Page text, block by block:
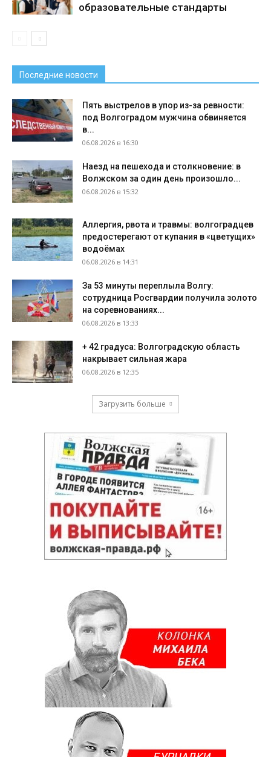
образовательные стандарты
Последние новости
Пять выстрелов в упор из-за ревности:
под Волгоградом мужчина обвиняется
в...
06.08.2026 в 16:30
Наезд на пешехода и столкновение: в
Волжском за один день произошло...
06.08.2026 в 15:32
Аллергия, рвота и травмы: волгоградцев
предостерегают от купания в «цветущих»
водоёмах
06.08.2026 в 14:31
За 53 минуты переплыла Волгу:
сотрудница Росгвардии получила золото
на соревнованиях...
06.08.2026 в 13:33
+ 42 градуса: Волгоградскую область
накрывает сильная жара
06.08.2026 в 12:35
Загрузить больше